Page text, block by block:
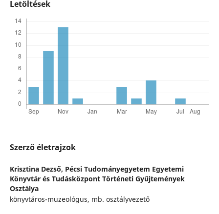
Letöltések
Szerző életrajzok
Krisztina Dezső, Pécsi Tudományegyetem Egyetemi
Könyvtár és Tudásközpont Történeti Gyűjtemények
Osztálya
könyvtáros-muzeológus, mb. osztályvezető